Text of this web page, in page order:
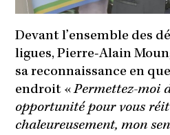
Devant l’ensemble des
ligues, Pierre-Alain
sa reconnaissance en
endroit «Permettez-moi
opportunité pour vous
chaleureusement, mon